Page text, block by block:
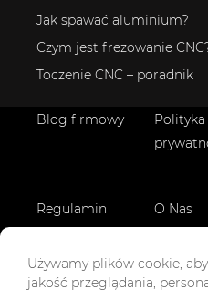
Jak spawać aluminium?
Czym jest frezowanie
Toczenie CNC – poradnik
Blog firmowy
Polityka
Regulamin
O Nas
Logowanie
Klient
Partner
Używamy plików cookie,
jakość przeglądania,